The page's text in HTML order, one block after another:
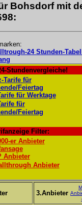
Bohsdorf mit
24 Stunden-
Stundenvergleiche!
Tarife für
Feiertag
für Werktage
für
Feiertag
Filter:
er Anbieter
Anbieter
Anbieter
3.Anbieter